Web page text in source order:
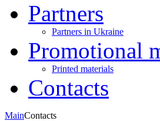
Partners
Partners in Ukraine
Promotional
Printed materials
Contacts
MainContacts